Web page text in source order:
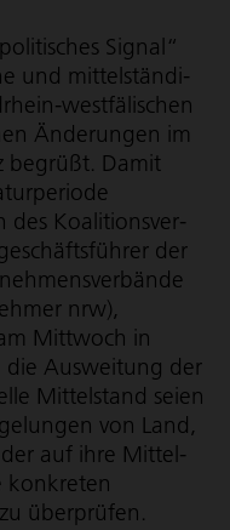
Signal“
und mittel­stän­di­
westfälischen
Änderungen im
begrüßt. Damit
des Koali­ti­ons­ver­
der
nrw),
Mittwoch in
die Ausweitung der
Mittelstand seien
von Land,
auf ihre Mittel­
konkreten
überprüfen.